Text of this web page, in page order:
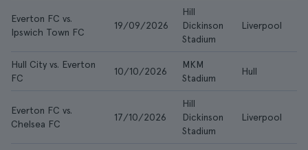
Everton FC vs.
Ipswich Town FC
19/09/2026
Hill
Dickinson
Stadium
Liverpool
Hull City vs. Everton
FC
10/10/2026
MKM
Stadium
Hull
Everton FC vs.
Chelsea FC
17/10/2026
Hill
Dickinson
Stadium
Liverpool